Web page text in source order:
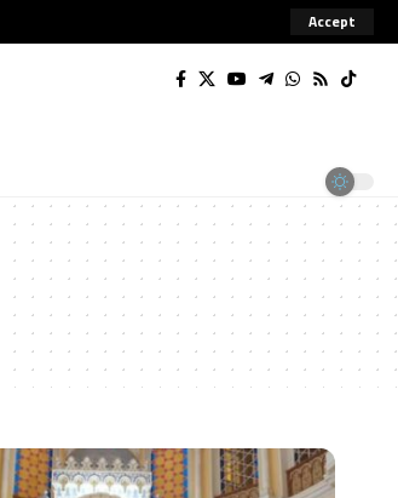
Accept